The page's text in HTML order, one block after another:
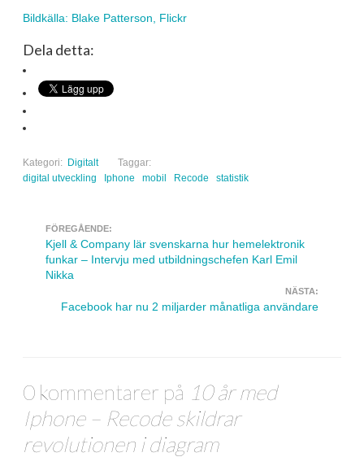
Bildkälla: Blake Patterson, Flickr
Dela detta:
Kategori: Digitalt
Taggar:
digital utveckling
Iphone mobil Recode statistik
Navigera inlägg
FÖREGÅENDE:
Kjell & Company lär svenskarna hur hemelektronik
funkar – Intervju med utbildningschefen Karl Emil
Nikka
NÄSTA:
Facebook har nu 2 miljarder månatliga användare
0 kommentarer på 10 år med
Iphone – Recode skildrar
revolutionen i diagram